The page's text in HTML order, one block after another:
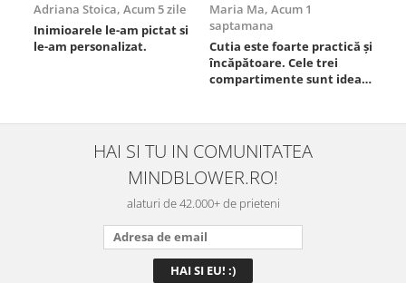
Adriana Stoica, Acum 5 zile
Inimioarele le-am pictat si
le-am personalizat.
Maria Ma, Acum 1
saptamana
Cutia este foarte practică și
încăpătoare. Cele trei
compartimente sunt ideale
este sigură, fără scurgeri. O
folosesc aproape zilnic la
serviciu și sunt foarte
mulțumită.
HAI SI TU IN COMUNITATEA
MINDBLOWER.RO!
alaturi de 42.000+ de prieteni